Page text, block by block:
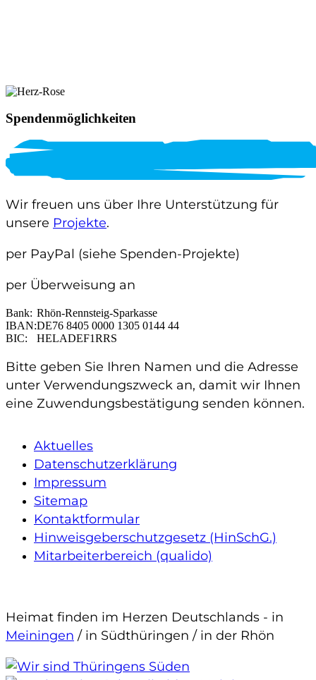
Spendenmöglichkeiten
Wir freuen uns über Ihre Unterstützung für
unsere Projekte.
per PayPal (siehe Spenden-Projekte)
per Überweisung an
Bank: Rhön-Rennsteig-Sparkasse
IBAN:DE76 8405 0000 1305 0144 44
BIC:
HELADEF1RRS
Bitte geben Sie Ihren Namen und die Adresse
unter Verwendungszweck an, damit wir Ihnen
eine Zuwendungsbestätigung senden können.
Sekundäre
Links
Aktuelles
Datenschutzerklärung
Impressum
Sitemap
Kontaktformular
Hinweisgeberschutzgesetz (HinSchG.)
Mitarbeiterbereich (qualido)
Heimat finden im Herzen Deutschlands - in
Meiningen / in Südthüringen / in der Rhön